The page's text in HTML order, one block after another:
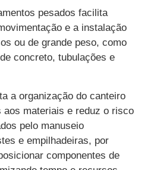
pesados facilita
e a instalação
ou de grande peso, como
concreto, tubulações e
a organização do canteiro
aos materiais e reduz o risco
pelo manuseio
e empilhadeiras, por
componentes de